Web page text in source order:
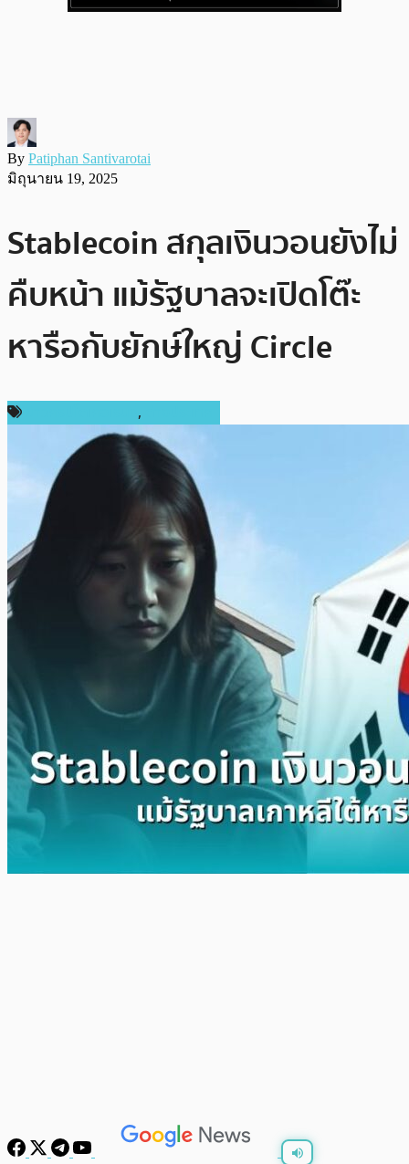
By Patiphan Santivarotai
มิถุนายน 19, 2025
Stablecoin สกุลเงินวอนยังไม่
คืบหน้า แม้รัฐบาลจะเปิดโต๊ะ
หารือกับยักษ์ใหญ่ Circle
,